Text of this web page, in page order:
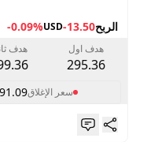
الربح-13.50
USD
-0.09%
هدف اول
295.36
هدف
سعر الإغلاق